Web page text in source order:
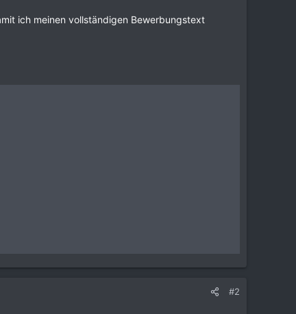
ich meinen vollständigen Bewerbungstext
#2